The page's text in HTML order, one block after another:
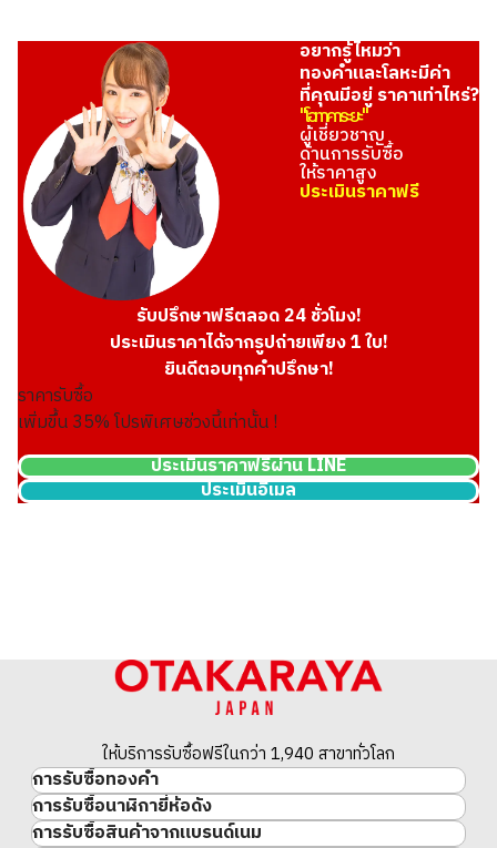
ราคารับซื้ออ้างอิง
THB 64,664.26
อยากรู้ไหมว่า
ทองคำและโลหะมีค่า
ที่คุณมีอยู่ ราคาเท่าไหร่?
"โอทาคาระยะ"
ผู้เชี่ยวชาญ
ด้านการรับซื้อ
ให้ราคาสูง
ประเมินราคาฟรี
รับปรึกษาฟรีตลอด 24 ชั่วโมง!
ประเมินราคาได้จากรูปถ่ายเพียง 1 ใบ!
ยินดีตอบทุกคำปรึกษา!
ราคารับซื้อ
เพิ่มขึ้น35% โปรพิเศษช่วงนี้เท่านั้น !
ประเมินราคาฟรีผ่าน LINE
ประเมินอีเมล
ให้บริการรับซื้อฟรีในกว่า 1,940 สาขาทั่วโลก
การรับซื้อทองคำ
ทองคำ
ทองคำแท่ง
การรับซื้อนาฬิกายี่ห้อดัง
นาฬิกาแบรนด์เนม
การรับซื้อสินค้าจากแบรนด์เนม